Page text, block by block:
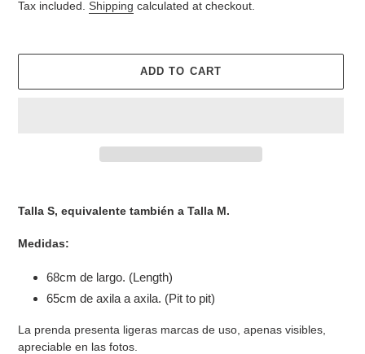
Tax included. Shipping calculated at checkout.
ADD TO CART
your
Talla S, equivalente también a Talla M.
Medidas:
68cm de largo. (Length)
65cm de axila a axila. (Pit to pit)
La prenda presenta ligeras marcas de uso, apenas visibles,
apreciable en las fotos.